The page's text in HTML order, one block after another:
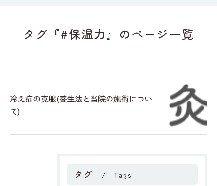
タグ『#保温力』のページ一覧
冷え症の克服(養生法と当院の施術につい
て)
タグ Tags